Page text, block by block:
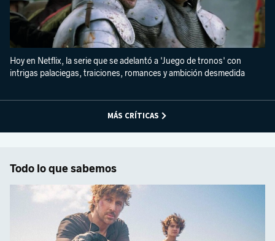
Hoy en Netflix, la serie que se adelantó a 'Juego de tronos' con
intrigas palaciegas, traiciones, romances y ambición desmedida
MÁS CRÍTICAS
Todo lo que sabemos